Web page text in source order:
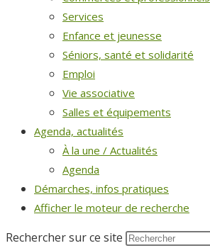
Services
Enfance et jeunesse
Séniors, santé et solidarité
Emploi
Vie associative
Salles et équipements
Agenda, actualités
À la une / Actualités
Agenda
Démarches, infos pratiques
Afficher le moteur de recherche
Rechercher sur ce site